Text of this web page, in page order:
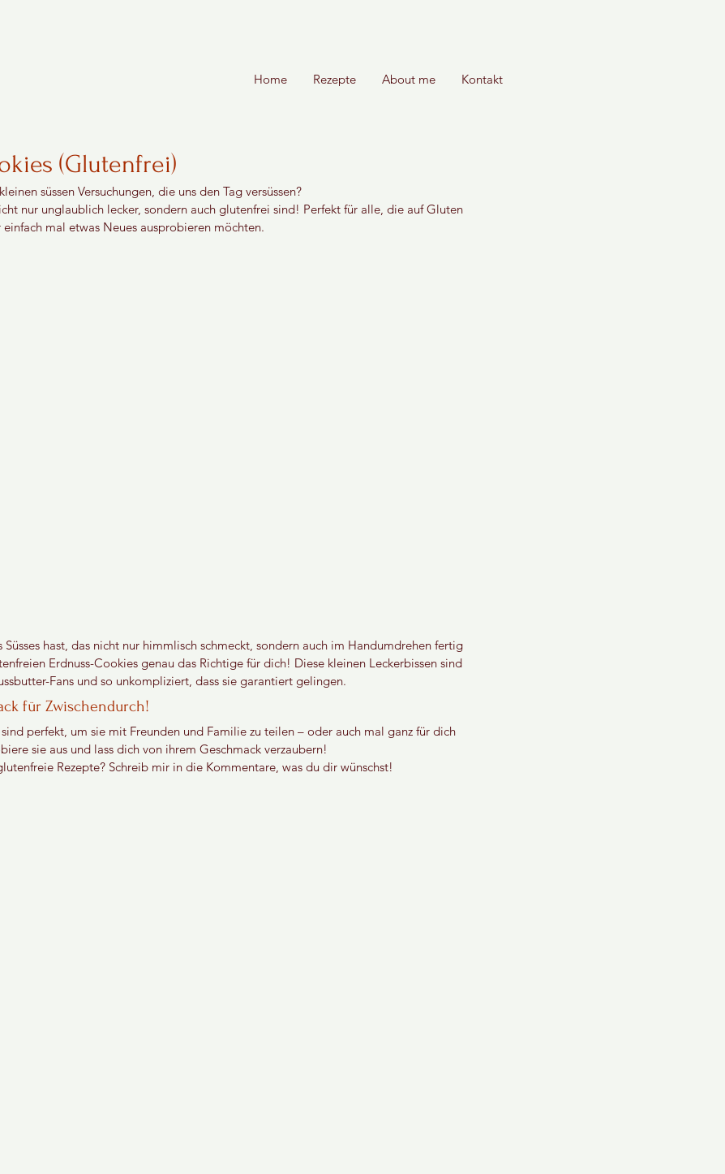
Home Rezepte About me Kontakt
(Glutenfrei)
süssen Versuchungen, die uns den Tag versüssen?
nur unglaublich lecker, sondern auch glutenfrei sind! Perfekt für alle, die auf Gluten
einfach mal etwas Neues ausprobieren möchten.
Süsses hast, das nicht nur himmlisch schmeckt, sondern auch im Handumdrehen fertig
Erdnuss-Cookies genau das Richtige für dich! Diese kleinen Leckerbissen sind
Fans und so unkompliziert, dass sie garantiert gelingen.
für Zwischendurch!
perfekt, um sie mit Freunden und Familie zu teilen – oder auch mal ganz für dich
sie aus und lass dich von ihrem Geschmack verzaubern!
Rezepte? Schreib mir in die Kommentare, was du dir wünschst!